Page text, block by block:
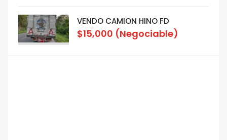
VENDO CAMION HINO FD
$15,000 (Negociable)